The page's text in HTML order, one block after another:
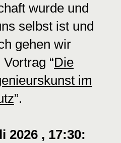
wurde und
selbst ist und
gehen wir
“Die
im
”.
2026 , 17:30: